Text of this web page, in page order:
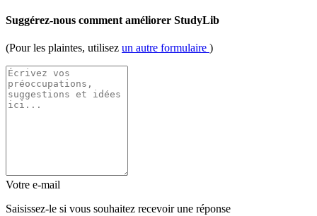
Suggérez-nous comment améliorer StudyLib
(Pour les plaintes, utilisez un autre formulaire )
Votre e-mail
Saisissez-le si vous souhaitez recevoir une réponse